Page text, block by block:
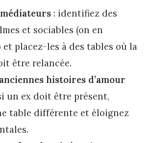
: identifiez des
et sociables (on en
placez-les à des tables où la
être relancée.
histoires d’amour
un ex doit être présent,
table différente et éloignez